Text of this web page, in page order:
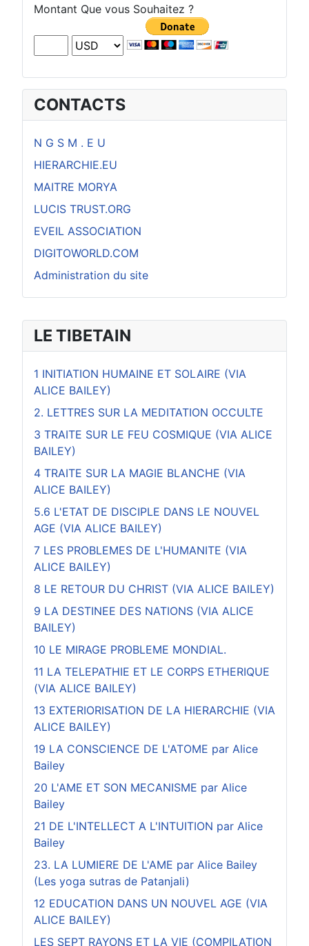
LE TIBETAIN
1 INITIATION HUMAINE ET SOLAIRE (VIA
ALICE BAILEY)
2. LETTRES SUR LA MEDITATION OCCULTE
3 TRAITE SUR LE FEU COSMIQUE (VIA ALICE
BAILEY)
4 TRAITE SUR LA MAGIE BLANCHE (VIA
ALICE BAILEY)
5.6 L'ETAT DE DISCIPLE DANS LE NOUVEL
AGE (VIA ALICE BAILEY)
7 LES PROBLEMES DE L'HUMANITE (VIA
ALICE BAILEY)
8 LE RETOUR DU CHRIST (VIA ALICE BAILEY)
9 LA DESTINEE DES NATIONS (VIA ALICE
BAILEY)
10 LE MIRAGE PROBLEME MONDIAL.
11 LA TELEPATHIE ET LE CORPS ETHERIQUE
(VIA ALICE BAILEY)
13 EXTERIORISATION DE LA HIERARCHIE (VIA
ALICE BAILEY)
19 LA CONSCIENCE DE L'ATOME par Alice
Bailey
20 L'AME ET SON MECANISME par Alice
Bailey
21 DE L'INTELLECT A L'INTUITION par Alice
Bailey
23. LA LUMIERE DE L'AME par Alice Bailey
(Les yoga sutras de Patanjali)
12 EDUCATION DANS UN NOUVEL AGE (VIA
ALICE BAILEY)
LES SEPT RAYONS ET LA VIE (COMPILATION
Montant Que vous Souhaitez ?
CONTACTS
N G S M . E U
HIERARCHIE.EU
MAITRE MORYA
LUCIS TRUST.ORG
EVEIL ASSOCIATION
DIGITOWORLD.COM
Administration du site